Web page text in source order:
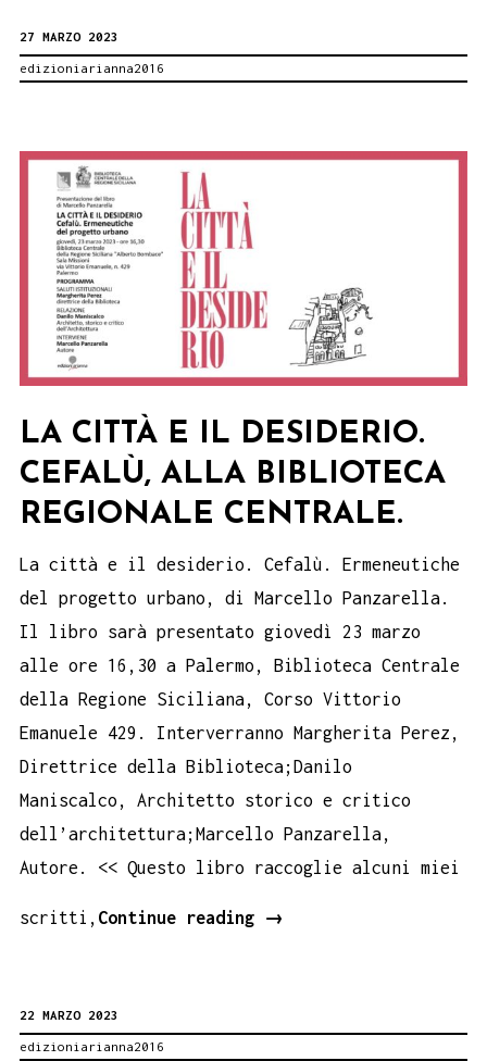
di
Giovanni
Termini
1
2023.
27 MARZO 2023
edizioniarianna2016
LA CITTÀ E IL DESIDERIO.
CEFALÙ, ALLA BIBLIOTECA
REGIONALE CENTRALE.
La città e il desiderio. Cefalù. Ermeneutiche
del progetto urbano, di Marcello Panzarella.
Il libro sarà presentato giovedì 23 marzo
alle ore 16,30 a Palermo, Biblioteca Centrale
della Regione Siciliana, Corso Vittorio
Emanuele 429. Interverranno Margherita Perez,
Direttrice della Biblioteca;Danilo
Maniscalco, Architetto storico e critico
dell’architettura;Marcello Panzarella,
Autore. << Questo libro raccoglie alcuni miei
scritti, Continue reading
La
→
22 MARZO 2023
edizioniarianna2016